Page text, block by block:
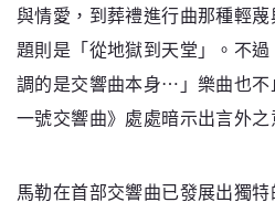
與情愛，到葬禮進行曲那種輕
題則是「從地獄到天堂」。不
調的是交響曲本身…」樂曲也
一號交響曲》處處暗示出言外之
馬勒在首部交響曲已發展出獨